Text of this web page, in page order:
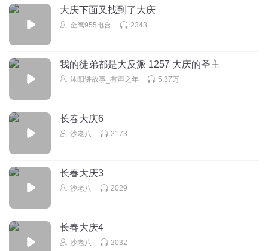
大庆下面又找到了大庆
金鹰955电台 2343
我的徒弟都是大反派 1257 大庆的圣主
沐阳讲故事_有声之年 5.37万
长春大庆6
沙老八 2173
长春大庆3
沙老八 2029
长春大庆4
沙老八 2032